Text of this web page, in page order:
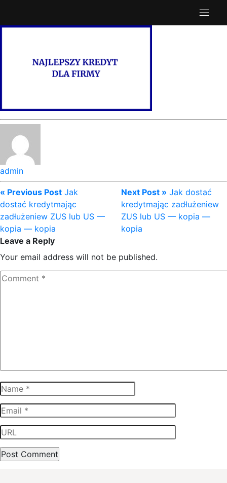
admin
« Previous Post Jak
dostać kredytmając
zadłużeniew ZUS lub US —
kopia — kopia
Next Post » Jak dostać
kredytmając zadłużeniew
ZUS lub US — kopia —
kopia
Leave a Reply
Your email address will not be published.